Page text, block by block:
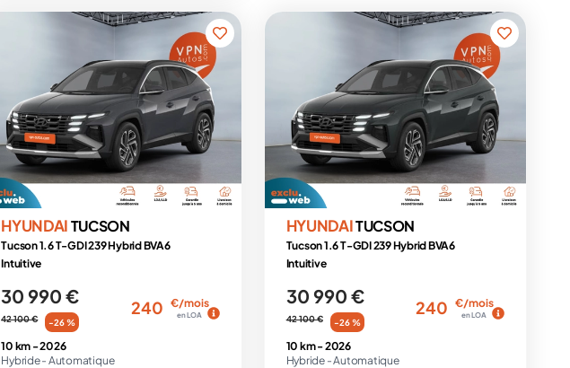
HYUNDAITUCSON
Tucson 1.6 T-GDI 239 Hybrid BVA6
Intuitive
30 990 €
42 100 € -26 %
240 €/mois
en LOA
10 km -2026
Hybride - Automatique
HYUNDAITUCSON
Tucson 1.6 T-GDI 239 Hybrid BVA6
Intuitive
30 990 €
42 100 € -26 %
240 €/mois
en LOA
10 km -2026
Hybride -Automatique